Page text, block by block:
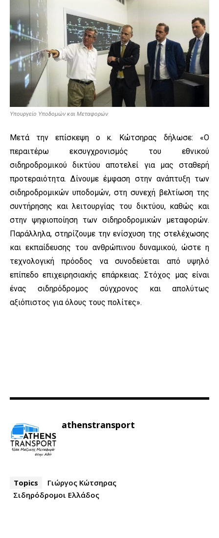
Υπουργείο Υποδομών και Μεταφορών
Μετά την επίσκεψη ο κ. Κώτσηρας δήλωσε: «Ο
περαιτέρω εκσυγχρονισμός του εθνικού
σιδηροδρομικού δικτύου αποτελεί για μας σταθερή
προτεραιότητα. Δίνουμε έμφαση στην ανάπτυξη των
σιδηροδρομικών υποδομών, στη συνεχή βελτίωση της
συντήρησης και λειτουργίας του δικτύου, καθώς και
στην ψηφιοποίηση των σιδηροδρομικών μεταφορών.
Παράλληλα, στηρίζουμε την ενίσχυση της στελέχωσης
και εκπαίδευσης του ανθρώπινου δυναμικού, ώστε η
τεχνολογική πρόοδος να συνοδεύεται από υψηλό
επίπεδο επιχειρησιακής επάρκειας. Στόχος μας είναι
ένας σιδηρόδρομος σύγχρονος και απολύτως
αξιόπιστος για όλους τους πολίτες».
athenstransport
Topics
Γιώργος Κώτσηρας
Σιδηρόδρομοι Ελλάδος